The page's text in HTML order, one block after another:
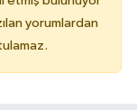
yorumlardan